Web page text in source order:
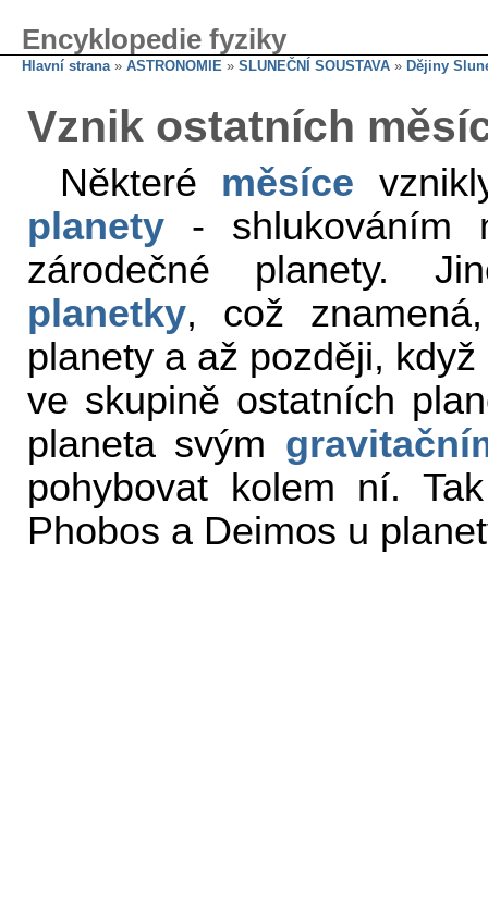
Encyklopedie fyziky
Hlavní strana» ASTRONOMIE » SLUNEČNÍ SOUSTAVA » Dějiny
Vznik ostatních
Některé měsíce
planety - shlukováním
zárodečné planety.
planetky, což
planety a až později,
ve skupině ostatních
planeta svým
pohybovat kolem ní.
Phobos a Deimos u